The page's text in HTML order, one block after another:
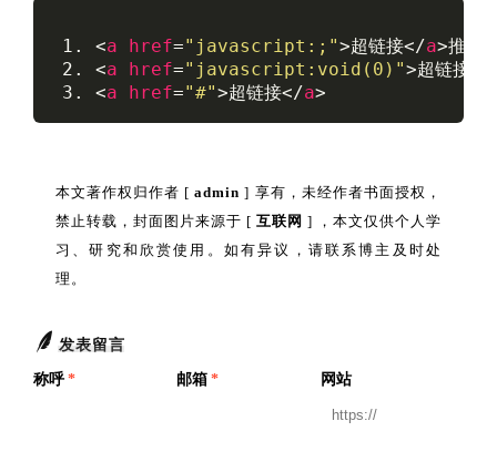
1. <a href="javascript:;">超链接</a>推荐
2. <a href="javascript:void(0)">超链接
3. <a href="#">超链接</a>
本文著作权归作者 [admin ] 享有，未经作者书面授权，
禁止转载，封面图片来源于 [ 互联网 ] ，本文仅供个人学
习、研究和欣赏使用。如有异议，请联系博主及时处
理。
发表留言
称呼 * 邮箱 * 网站